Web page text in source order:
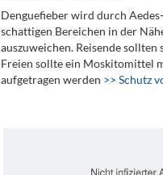
Denguefieber wird durch
schattigen Bereichen in der
auszuweichen. Reisende
Freien sollte ein Moskitomittel
aufgetragen werden >> Schutz